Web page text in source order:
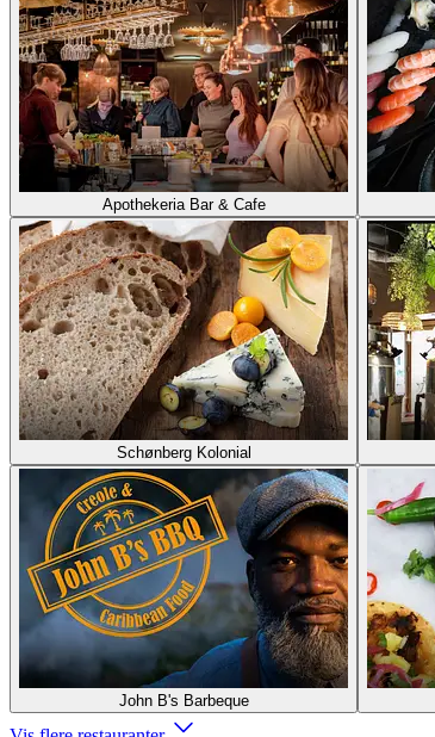
Apothekeria Bar & Cafe
Schønberg Kolonial
John B's Barbeque